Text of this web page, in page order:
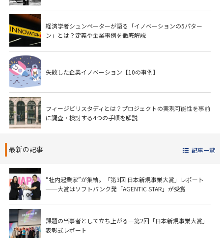
経済学者シュンペーターが語る「イノベーションの5パター
ン」とは？定義や企業事例を徹底解説
失敗した企業イノベーション【10の事例】
フィージビリスタディとは？プロジェクトの実現可能性を事前
に調査・検討する4つの手順を解説
最新の記事 記事一覧
“社内起業家”が集結。「第3回 日本新規事業大賞」レポート
──大賞はソフトバンク発「AGENTIC STAR」が受賞
課題の当事者として立ち上がる―第2回「日本新規事業大賞」
表彰式レポート